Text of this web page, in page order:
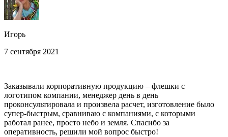
Игорь
7 сентября 2021
Заказывали корпоративную продукцию – флешки с
логотипом компании, менеджер день в день
проконсультировала и произвела расчет, изготовление было
супер-быстрым, сравниваю с компаниями, с которыми
работал ранее, просто небо и земля. Спасибо за
оперативность, решили мой вопрос быстро!